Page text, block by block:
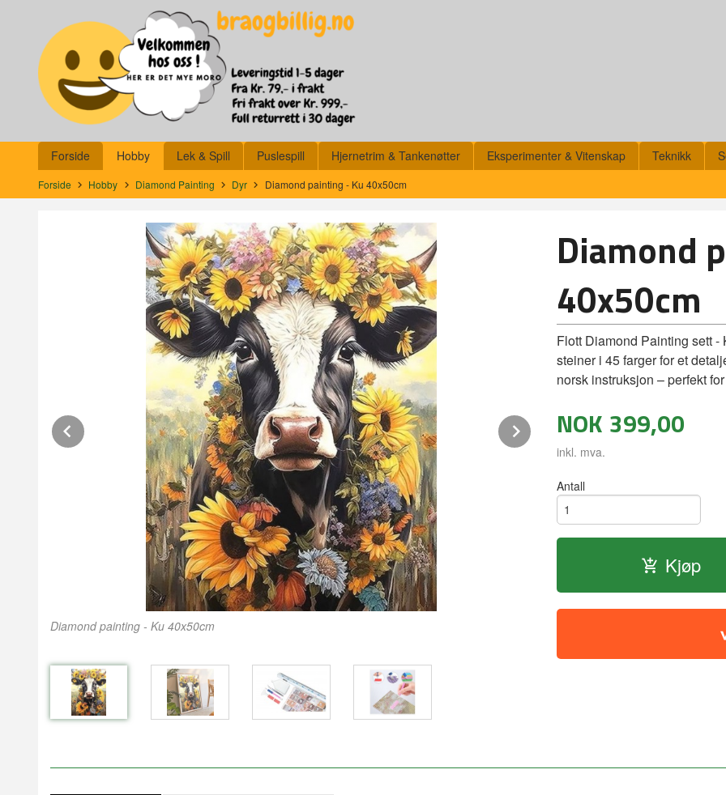
innholdet
Produkter
Forside Hobby Lek & Spill Puslespill Hjernetrim & Tankenøtter Eksperimenter & Vitenskap Teknikk
Forside Hobby Diamond Painting Dyr Diamond painting - Ku 40x50cm
Diamond painting - Ku 40x50cm
Next
Diamond
40x50cm
Flott Diamond Painting sett
steiner i 45 farger for et
norsk instruksjon – perfekt
NOK 399,00
inkl. mva.
Antall
Kjøp